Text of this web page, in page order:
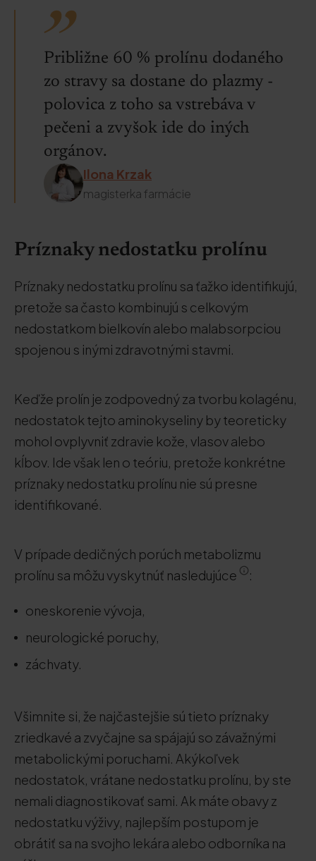
Približne 60 % prolínu dodaného
zo stravy sa dostane do plazmy -
polovica z toho sa vstrebáva v
pečeni a zvyšok ide do iných
orgánov.
Ilona Krzak
magisterka farmácie
Príznaky nedostatku prolínu
Príznaky nedostatku prolínu sa ťažko identifikujú,
pretože sa často kombinujú s celkovým
nedostatkom bielkovín alebo malabsorpciou
spojenou s inými zdravotnými stavmi.
Keďže prolín je zodpovedný za tvorbu kolagénu,
nedostatok tejto aminokyseliny by teoreticky
mohol ovplyvniť zdravie kože, vlasov alebo
kĺbov. Ide však len o teóriu, pretože konkrétne
príznaky nedostatku prolínu nie sú presne
identifikované.
V prípade dedičných porúch metabolizmu
prolínu sa môžu vyskytnúť nasledujúce
:
oneskorenie vývoja,
neurologické poruchy,
záchvaty.
Všimnite si, že najčastejšie sú tieto príznaky
zriedkavé a zvyčajne sa spájajú so závažnými
metabolickými poruchami. Akýkoľvek
nedostatok, vrátane nedostatku prolínu, by ste
nemali diagnostikovať sami. Ak máte obavy z
nedostatku výživy, najlepším postupom je
obrátiť sa na svojho lekára alebo odborníka na